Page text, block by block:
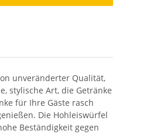
unveränderter Qualität,
stylische Art, die Getränke
für Ihre Gäste rasch
Die Hohleiswürfel
Beständigkeit gegen